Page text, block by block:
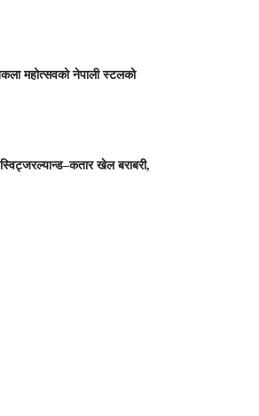
महोत्सवको नेपाली स्टलको
खेल बराबरी,